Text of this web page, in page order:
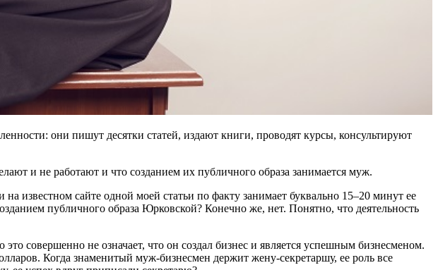
они пишут десятки статей, издают книги, проводят курсы, консультируют
и не работают и что созданием их публичного образа занимается муж.
известном сайте одной моей статьи по факту занимает буквально 15–20 минут ее
публичного образа Юрковской? Конечно же, нет. Понятно, что деятельность
совершенно не означает, что он создал бизнес и является успешным бизнесменом.
Когда знаменитый муж-бизнесмен держит жену-секретаршу, ее роль все